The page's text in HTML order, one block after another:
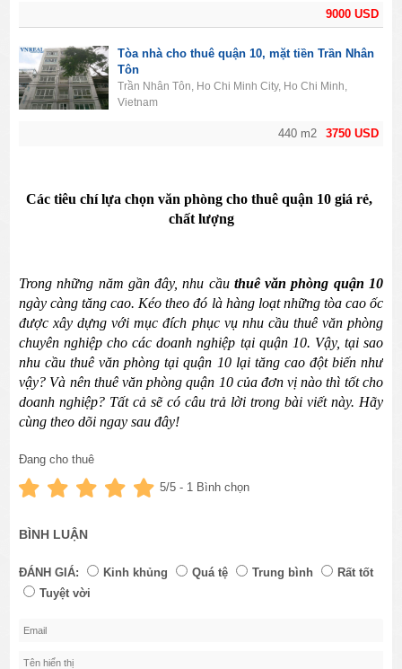
9000 USD
3750 USD
440 m2
Tòa nhà cho thuê quận 10, mặt tiền Trần Nhân
Tôn
Trần Nhân Tôn, Ho Chi Minh City, Ho Chi Minh,
Vietnam
Các tiêu chí lựa chọn văn phòng cho thuê quận 10 giá rẻ,
chất lượng
Trong những năm gần đây, nhu cầu thuê văn phòng quận 10
ngày càng tăng cao. Kéo theo đó là hàng loạt những tòa cao ốc
được xây dựng với mục đích phục vụ nhu cầu thuê văn phòng
chuyên nghiệp cho các doanh nghiệp tại quận 10. Vậy, tại sao
nhu cầu thuê văn phòng tại quận 10 lại tăng cao đột biến như
vậy? Và nên thuê văn phòng quận 10 của đơn vị nào thì tốt cho
doanh nghiệp? Tất cả sẽ có câu trả lời trong bài viết này. Hãy
cùng theo dõi ngay sau đây!
1. Tại sao nhu cầu thuê văn phòng quận 10 tăng cao đột biến?
1.2. Vị trí địa lý thuận lợi
1.4. Thu hút nhân lực
1.5. Chi phí thuê văn phòng quận 10 rẻ
1.6. Cơ sở vật chất mới, hiện đại
lượng
Đang cho thuê
5/5 - 1 Bình chọn
BÌNH LUẬN
ĐÁNH GIÁ: Kinh khủng Quá tệ Trung bình
Rất tốt
Tuyệt vời